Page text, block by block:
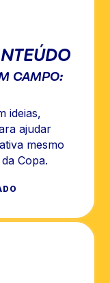
CAMPO:
ideias,
ajudar
mesmo
Copa.